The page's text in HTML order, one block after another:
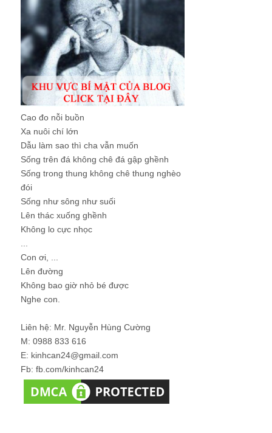
Cao đo nỗi buồn
Xa nuôi chí lớn
Dẫu làm sao thì cha vẫn muốn
Sống trên đá không chê đá gập ghềnh
Sống trong thung không chê thung nghèo
đói
Sống như sông như suối
Lên thác xuống ghềnh
Không lo cực nhọc
...
Con ơi, ...
Lên đường
Không bao giờ nhỏ bé được
Nghe con.
Liên hệ: Mr. Nguyễn Hùng Cường
M: 0988 833 616
E: kinhcan24@gmail.com
Fb: fb.com/kinhcan24